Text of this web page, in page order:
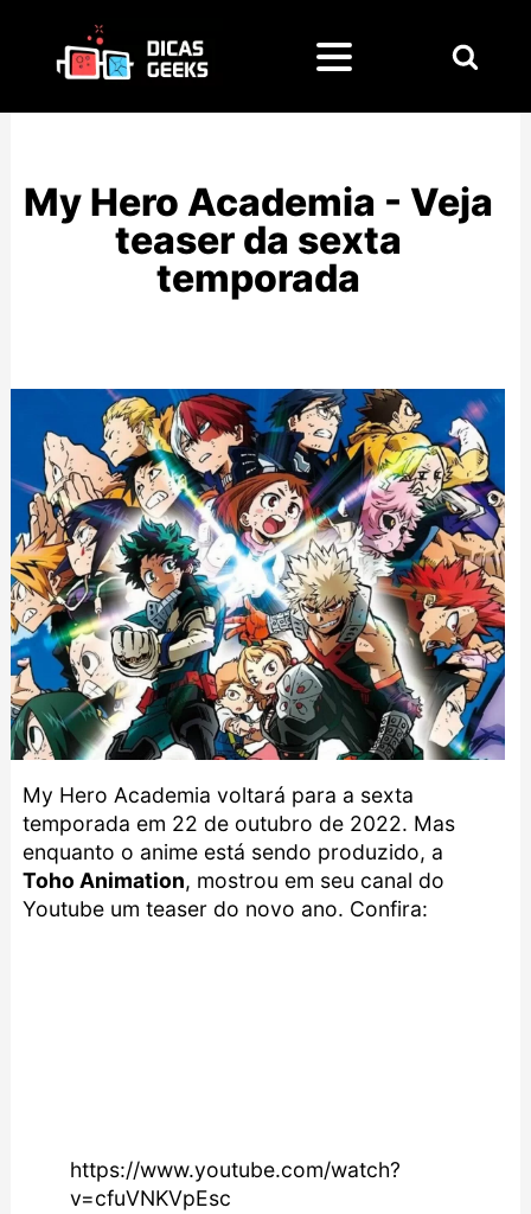
My Hero Academia - Veja
teaser da sexta
temporada
My Hero Academia voltará para a sexta
temporada em 22 de outubro de 2022. Mas
enquanto o anime está sendo produzido, a
Toho Animation, mostrou em seu canal do
Youtube um teaser do novo ano. Confira:
https://www.youtube.com/watch?
v=cfuVNKVpEsc